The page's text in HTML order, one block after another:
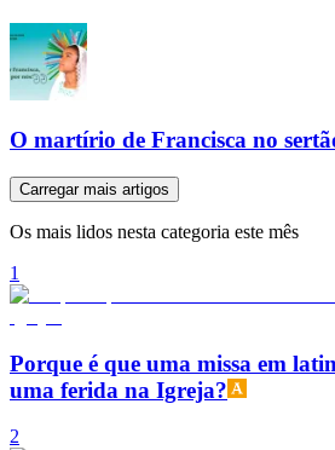
O martírio de Francisca no
Carregar mais artigos
Os mais lidos nesta categoria este mês
1
Porque é que uma missa em
uma ferida na Igreja?
2